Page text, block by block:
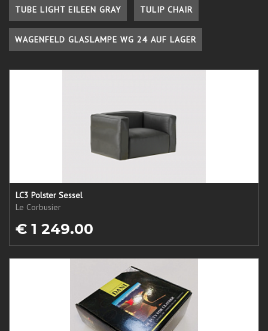
TUBE LIGHT EILEEN GRAY TULIP CHAIR
WAGENFELD GLASLAMPE WG 24 AUF LAGER
LC3 Polster Sessel
Le Corbusier
€ 1 249.00